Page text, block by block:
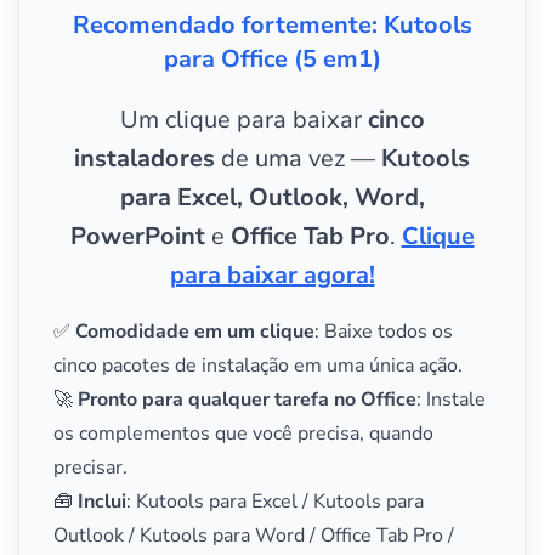
Recomendado fortemente: Kutools
para Office (5 em1)
Um clique para baixarcinco
instaladores de uma vez — Kutools
para Excel, Outlook, Word,
PowerPointe Office Tab Pro. Clique
para baixar agora!
✅ Comodidade em um clique: Baixe todos os
cinco pacotes de instalação em uma única ação.
🚀 Pronto para qualquer tarefa no Office: Instale
os complementos que você precisa, quando
precisar.
🧰 Inclui: Kutools para Excel / Kutools para
Outlook / Kutools para Word / Office Tab Pro /